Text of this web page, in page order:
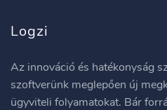
Logzi
Az innováció és hatékonyság
szoftverünk meglepően új
ügyviteli folyamatokat. Bár